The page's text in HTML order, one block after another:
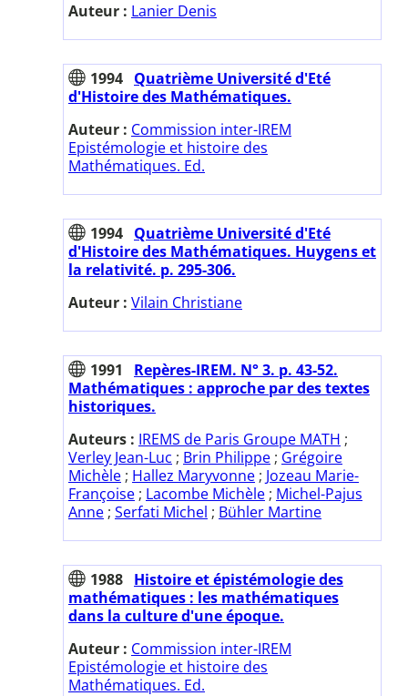
Auteur : Lanier Denis
1994 Quatrième Université d'Eté
d'Histoire des Mathématiques.
Auteur : Commission inter-IREM
Epistémologie et histoire des
Mathématiques. Ed.
1994 Quatrième Université d'Eté
d'Histoire des Mathématiques. Huygens et
la relativité. p. 295-306.
Auteur : Vilain Christiane
1991
Repères-IREM. N° 3. p. 43-52.
Mathématiques : approche par des textes
historiques.
Auteurs : IREMS de Paris Groupe MATH ;
Verley Jean-Luc ; Brin Philippe ; Grégoire
Michèle ; Hallez Maryvonne ; Jozeau Marie-
Françoise ; Lacombe Michèle ; Michel-Pajus
Anne ; Serfati Michel ; Bühler Martine
1988 Histoire et épistémologie des
mathématiques : les mathématiques
dans la culture d'une époque.
Auteur : Commission inter-IREM
Epistémologie et histoire des
Mathématiques. Ed.